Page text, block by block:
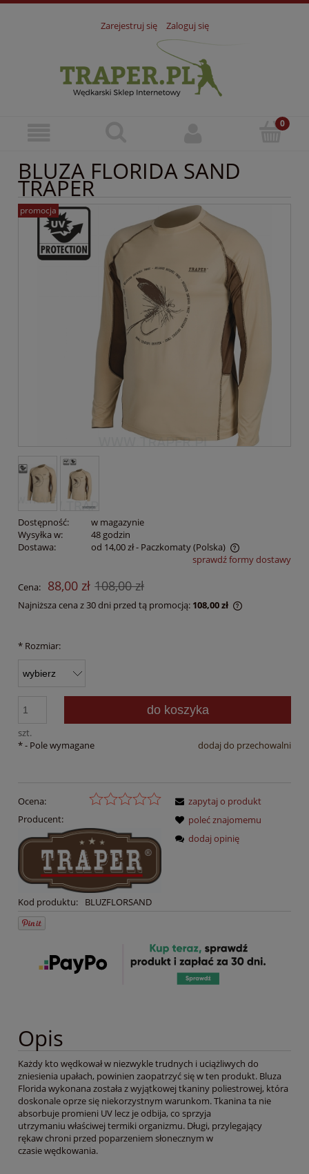
Zarejestruj się Zaloguj się
BLUZA FLORIDA SAND
TRAPER
promocja
Dostępność:
w magazynie
Wysyłka w:
48 godzin
Dostawa:
od 14,00 zł- Paczkomaty(Polska)
Cena nie zawiera ewentualnych kosztów płatnościsprawdź formy dostawy
Cena: 88,00 zł 108,00 zł
Najniższa cena z 30 dni przed tą promocją: 108,00 zł
* Rozmiar:
szt.
do koszyka
dodaj do przechowalni
*- Pole wymagane
Ocena:
Producent:
Kod produktu: BLUZFLORSAND
zapytaj o produkt
poleć znajomemu
dodaj opinię
Opis
Każdy kto wędkował w niezwykle trudnych i uciążliwych do
zniesienia upałach, powinien zaopatrzyć się w ten produkt. Bluza
Florida wykonana została z wyjątkowej tkaniny poliestrowej, która
doskonale oprze się niekorzystnym warunkom. Tkanina ta nie
absorbuje promieni UV lecz je odbija, co sprzyja
utrzymaniu właściwej termiki organizmu. Długi, przylegający
rękaw chroni przed poparzeniem słonecznym w
czasie wędkowania.